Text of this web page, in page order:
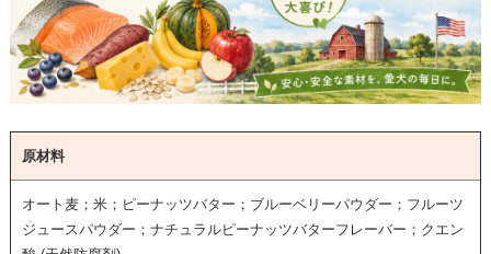
原材料
オート麦；米；ピーナッツバター；ブルーベリーパウダー；フルーツ
ジュースパウダー；ナチュラルピーナッツバターフレーバー；クエン